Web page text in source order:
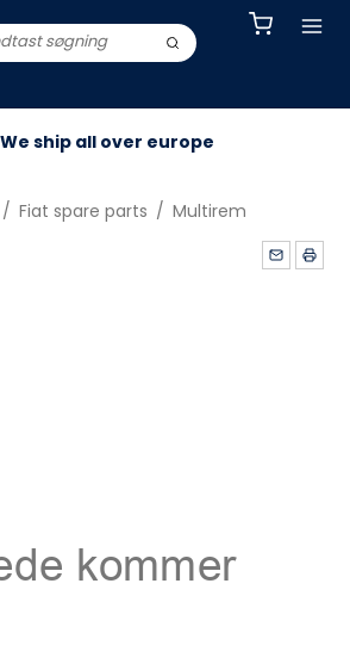
We ship all over europe
/ Fiat spare parts / Multirem